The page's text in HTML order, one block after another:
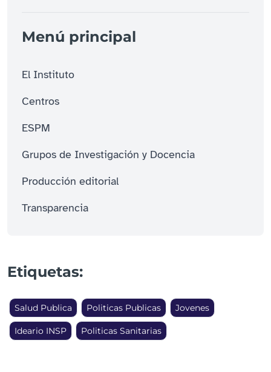
Menú principal
El Instituto
Centros
ESPM
Grupos de Investigación y Docencia
Producción editorial
Transparencia
Etiquetas:
Salud Publica Politicas Publicas Jovenes
Ideario INSP Politicas Sanitarias